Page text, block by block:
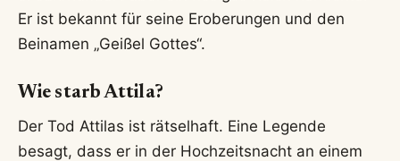
Er ist bekannt für seine Eroberungen und den
Beinamen „Geißel Gottes“.
Wie starb Attila?
Der Tod Attilas ist rätselhaft. Eine Legende
besagt, dass er in der Hochzeitsnacht an einem